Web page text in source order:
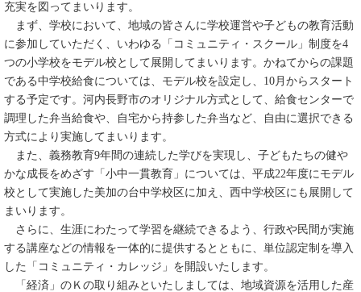
充実を図ってまいります。
まず、学校において、地域の皆さんに学校運営や子どもの教育活動
に参加していただく、いわゆる「コミュニティ・スクール」制度を4
つの小学校をモデル校として展開してまいります。かねてからの課題
である中学校給食については、モデル校を設定し、10月からスタート
する予定です。河内長野市のオリジナル方式として、給食センターで
調理した弁当給食や、自宅から持参した弁当など、自由に選択できる
方式により実施してまいります。
また、義務教育9年間の連続した学びを実現し、子どもたちの健や
かな成長をめざす「小中一貫教育」については、平成22年度にモデル
校として実施した美加の台中学校区に加え、西中学校区にも展開して
まいります。
さらに、生涯にわたって学習を継続できるよう、行政や民間が実施
する講座などの情報を一体的に提供するとともに、単位認定制を導入
した「コミュニティ・カレッジ」を開設いたします。
「経済」のＫの取り組みといたしましては、地域資源を活用した産